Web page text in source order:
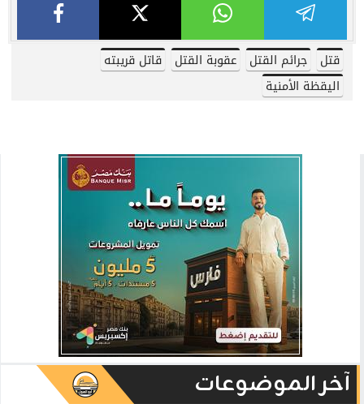
قتل جرائم القتل عقوبة القتل
قاتل قريبته
اليقظة الأمنية
آخر الموضوعات